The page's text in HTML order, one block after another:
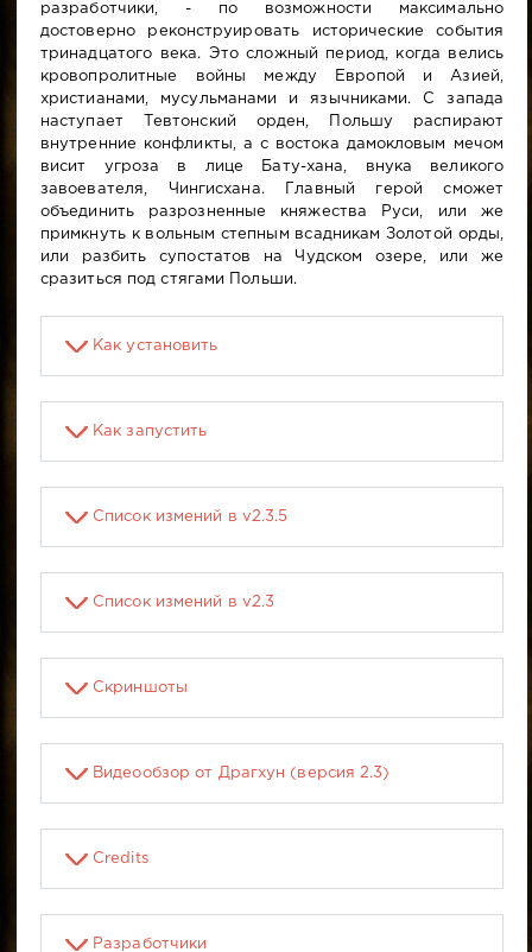
разработчики, - по возможности максимально
достоверно реконструировать исторические события
тринадцатого века. Это сложный период, когда велись
кровопролитные войны между Европой и Азией,
христианами, мусульманами и язычниками. С запада
наступает Тевтонский орден, Польшу распирают
внутренние конфликты, а с востока дамокловым мечом
висит угроза в лице Бату-хана, внука великого
завоевателя, Чингисхана. Главный герой сможет
объединить разрозненные княжества Руси, или же
примкнуть к вольным степным всадникам Золотой орды,
или разбить супостатов на Чудском озере, или же
сразиться под стягами Польши.
Как установить
Как запустить
Список измений в v2.3.5
Список измений в v2.3
Скриншоты
Видеообзор от Драгхун (версия 2.3)
Credits
Разработчики